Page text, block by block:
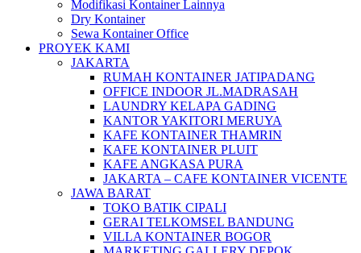
Modifikasi Kontainer Lainnya
Dry Kontainer
Sewa Kontainer Office
PROYEK KAMI
JAKARTA
RUMAH KONTAINER JATIPADANG
OFFICE INDOOR JL.MADRASAH
LAUNDRY KELAPA GADING
KANTOR YAKITORI MERUYA
KAFE KONTAINER THAMRIN
KAFE KONTAINER PLUIT
KAFE ANGKASA PURA
JAKARTA – CAFE KONTAINER VICENTE
JAWA BARAT
TOKO BATIK CIPALI
GERAI TELKOMSEL BANDUNG
VILLA KONTAINER BOGOR